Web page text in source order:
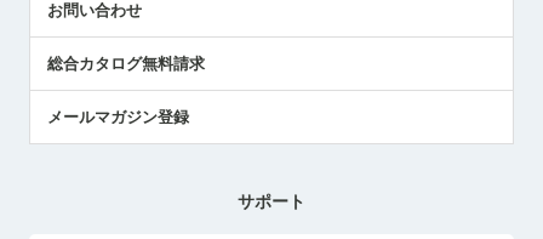
お問い合わせ
総合カタログ無料請求
メールマガジン登録
サポート